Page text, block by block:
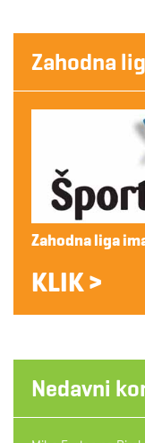
Zahodna
Zahodna liga
KLIK >
Nedavni